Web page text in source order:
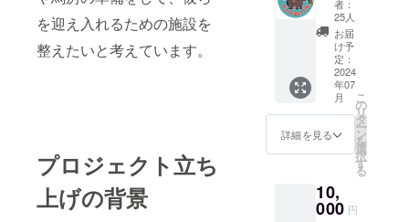
を迎え入れるための施設を
整えたいと考えています。
プロジェクト立ち
上げの背景
インし
たス
テッ
カーを
提供し
ます。
・数
量：1点
・サイ
ズ：約
者：
25人
お届
け予
定：
2024
年07
月
詳細を見る
こ
の
リ
タ
ー
ン
を
選
択
す
る
10,
000 円